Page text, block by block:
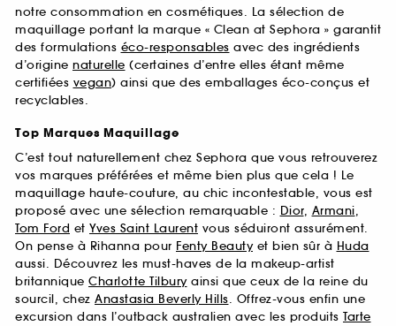
notre consommation en cosmétiques. La sélection de
maquillage portant la marque « Clean at Sephora » garantit
des formulations éco-responsables avec des ingrédients
d’origine naturelle (certaines d’entre elles étant même
certifiées vegan) ainsi que des emballages éco-conçus et
recyclables.
Top Marques Maquillage
C’est tout naturellement chez Sephora que vous retrouverez
vos marques préférées et même bien plus que cela ! Le
maquillage haute-couture, au chic incontestable, vous est
proposé avec une sélection remarquable : Dior, Armani,
Tom Ford et Yves Saint Laurent vous séduiront assurément.
On pense à Rihanna pour Fenty Beautyet bien sûr à Huda
aussi. Découvrez les must-haves de la makeup-artist
britannique Charlotte Tilburyainsi que ceux de la reine du
sourcil, chez Anastasia Beverly Hills. Offrez-vous enfin une
excursion dans l’outback australien avec les produits Tarte